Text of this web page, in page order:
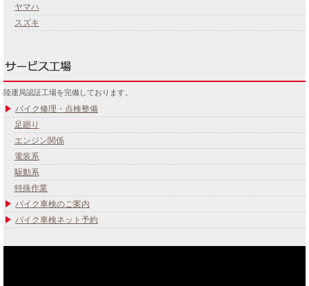
ヤマハ
スズキ
陸運局認証工場を完備しております。
バイク修理・点検整備
足廻り
エンジン関係
電装系
駆動系
特殊作業
バイク車検のご案内
バイク車検ネット予約